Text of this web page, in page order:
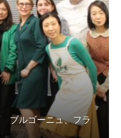
ブルゴーニュ、フラ